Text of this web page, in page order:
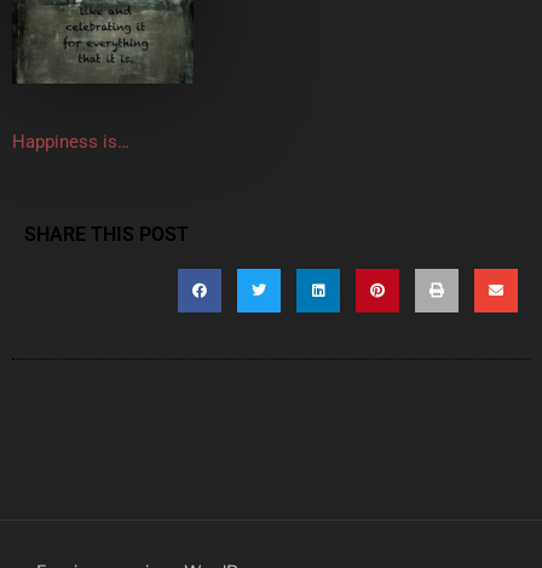
Happiness is…
SHARE THIS POST